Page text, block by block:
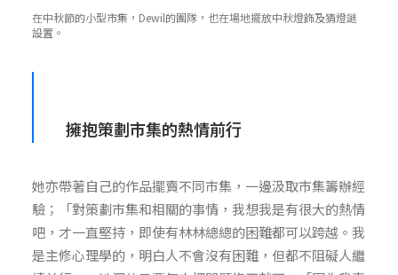
在中秋節的小型市集，Dewil的團隊，也在場地擺放中秋燈飾及猜燈謎
設置。
擁抱策劃市集的熱情前行
她亦帶著自己的作品擺賣不同市集，一邊汲取市集籌辦經
驗；「對策劃市集和相關的事情，我想我是有很大的熱情
吧，才一直堅持，即使有林林總總的困難都可以跨越。我
是主修心理學的，明白人不會沒有困難，但都不阻礙人繼